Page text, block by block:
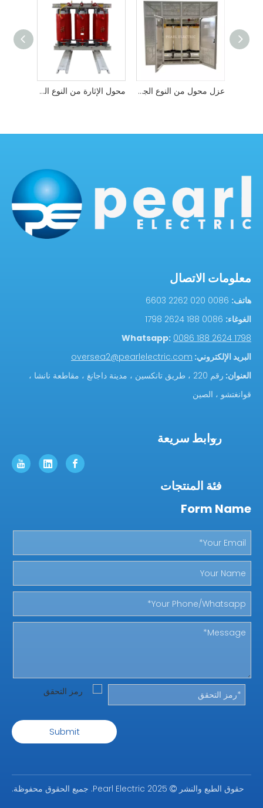
محول الإثارة من النوع الجاف من الراتنج المصبوب ثلاثي الطور لنظام الإثارة عزل محول من النوع الجاف مع حاوية سبيكة الألومنيوم
معلومات الاتصال
هاتف:
الغوغاء:
Whatsapp: 0086 188 2624 1798
البريد الإلكتروني: oversea2@pearlelectric.com
العنوان:
رقم 220 ، طريق تانكسين ، مدينة داجانغ ، مقاطعة نانشا ،
قوانغتشو ، الصين
روابط سريعة
فئة المنتجات
Form Name
Submit
حقوق الطبع والنشر 